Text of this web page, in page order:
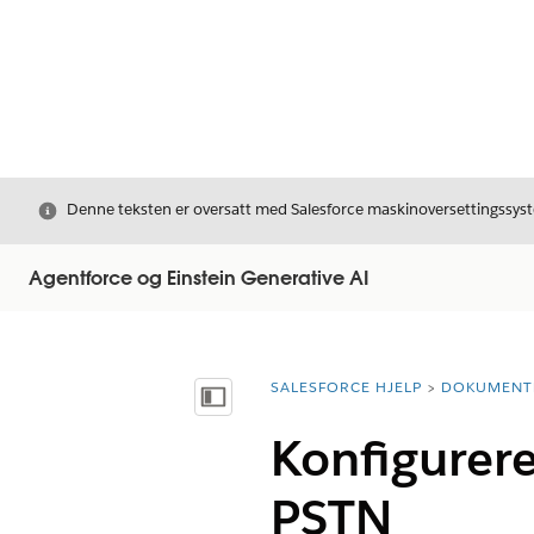
Avslutt
Denne teksten er oversatt med Salesforce
Agentforce og Einstein Generative AI
Vis innholdsfortegnelse
Du er her:
SALESFORCE HJELP
PSTN